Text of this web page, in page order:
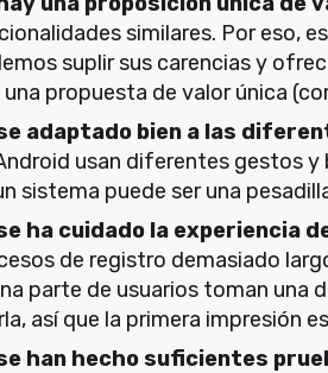
similares. Por eso,
suplir sus carencias y
una propuesta de valor única
adaptado bien a las
usan diferentes gestos
sistema puede ser una
ha cuidado la experiencia
de registro demasiado
parte de usuarios toman una
así que la primera impresión
han hecho suficientes